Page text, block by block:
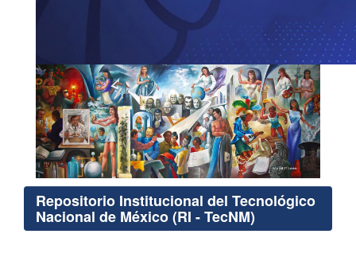
Repositorio Institucional del Tecnológico
Nacional de México (RI - TecNM)